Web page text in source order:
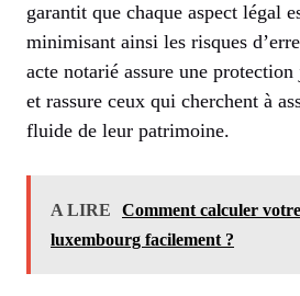
garantit que chaque aspect légal
minimisant ainsi les risques
acte notarié assure une
et rassure ceux qui cherchent à
fluide de leur patrimoine.
A LIRE
Comment calculer
luxembourg facilement ?